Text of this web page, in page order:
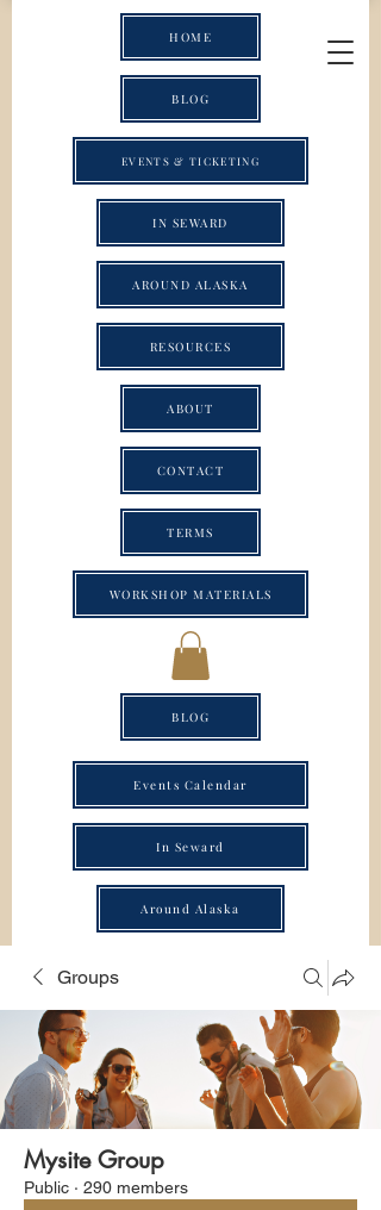
Events Calendar
In Seward
Around Alaska
BLOG
HOME
BLOG
IN SEWARD
AROUND ALASKA
RESOURCES
ABOUT
CONTACT
TERMS
WORKSHOP MATERIALS
EVENTS & TICKETING
Groups
Mysite Group
Public · 290 members